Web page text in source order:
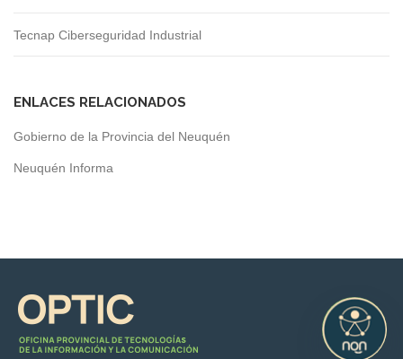
Tecnap Ciberseguridad Industrial
ENLACES RELACIONADOS
Gobierno de la Provincia del Neuquén
Neuquén Informa